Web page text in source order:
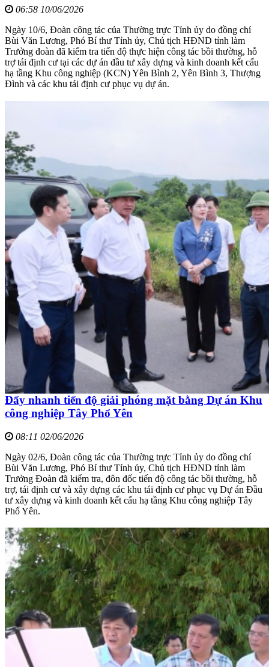
06:58 10/06/2026
Ngày 10/6, Đoàn công tác của Thường trực Tỉnh ủy do đồng chí
Bùi Văn Lương, Phó Bí thư Tỉnh ủy, Chủ tịch HĐND tỉnh làm
Trưởng đoàn đã kiểm tra tiến độ thực hiện công tác bồi thường, hỗ
trợ tái định cư tại các dự án đầu tư xây dựng và kinh doanh kết cấu
hạ tầng Khu công nghiệp (KCN) Yên Bình 2, Yên Bình 3, Thượng
Đình và các khu tái định cư phục vụ dự án.
Đẩy nhanh tiến độ giải phóng mặt bằng Dự án Khu
công nghiệp Tây Phổ Yên
08:11 02/06/2026
Ngày 02/6, Đoàn công tác của Thường trực Tỉnh ủy do đồng chí
Bùi Văn Lương, Phó Bí thư Tỉnh ủy, Chủ tịch HĐND tỉnh làm
Trưởng Đoàn đã kiểm tra, đôn đốc tiến độ công tác bồi thường, hỗ
trợ, tái định cư và xây dựng các khu tái định cư phục vụ Dự án Đầu
tư xây dựng và kinh doanh kết cấu hạ tầng Khu công nghiệp Tây
Phổ Yên.